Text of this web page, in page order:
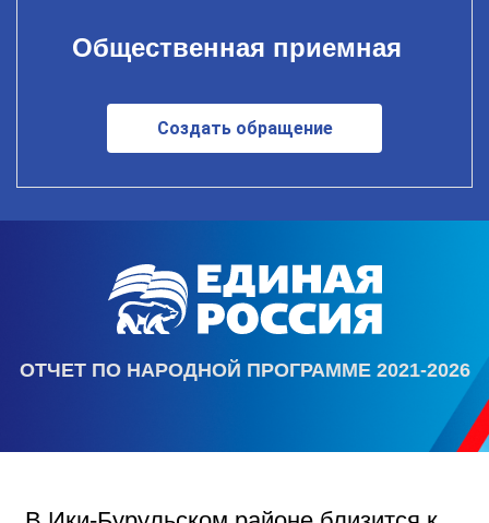
Общественная приемная
Создать обращение
ОТЧЕТ ПО НАРОДНОЙ ПРОГРАММЕ 2021-2026